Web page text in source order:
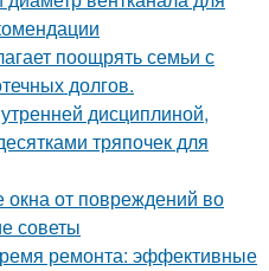
поощрять семьи с
долгов.
дисциплиной,
тряпочек для
окна от повреждений во
советы
ремонта: эффективные